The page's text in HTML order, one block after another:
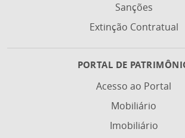
Sanções
Extinção Contratual
PORTAL DE
Acesso ao Portal
Mobiliário
Imobiliário